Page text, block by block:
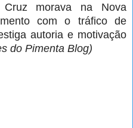
Cruz morava na Nova
com o tráfico de
autoria e motivação
do Pimenta Blog)